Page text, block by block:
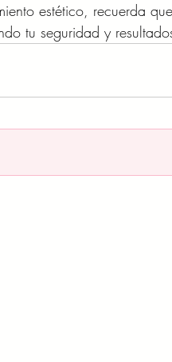
estético, recuerda
tu seguridad y